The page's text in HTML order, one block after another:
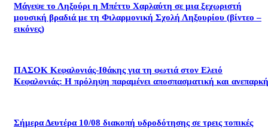
Μάγεψε το Ληξούρι η Μπέττυ Χαρλαύτη σε μια ξεχωριστή
μουσική βραδιά με τη Φιλαρμονική Σχολή Ληξουρίου (βίντεο –
εικόνες)
ΠΑΣΟΚ Κεφαλονιάς-Ιθάκης για τη φωτιά στον Ελειό
Κεφαλονιάς: Η πρόληψη παραμένει αποσπασματική και
Σήμερα Δευτέρα 10/08 διακοπή υδροδότησης σε τρεις τοπικές